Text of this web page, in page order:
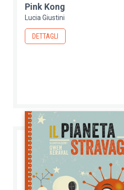
Pink Kong
Lucia Giustini
DETTAGLI